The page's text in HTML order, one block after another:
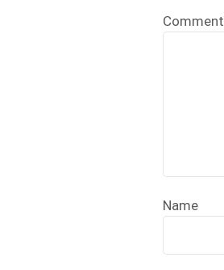
Comment
Name